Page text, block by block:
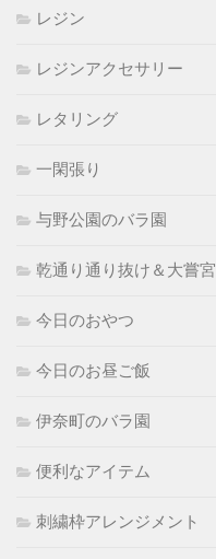
レジン
レジンアクセサリー
レタリング
一閑張り
与野公園のバラ園
乾通り通り抜け＆大嘗宮
今日のおやつ
今日のお昼ご飯
伊奈町のバラ園
便利なアイテム
刺繍枠アレンジメント